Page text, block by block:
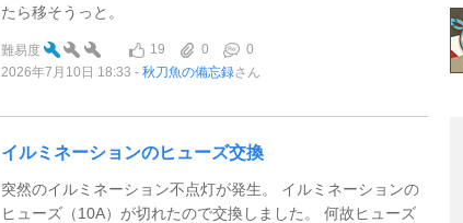
たら移そうっと。
難易度 19 0
0
2026年7月10日 18:33
秋刀魚の備忘録さん
イルミネーションのヒューズ交換
突然のイルミネーション不点灯が発生。 イルミネーションの
ヒューズ（10A）が切れたので交換しました。 何故ヒューズ